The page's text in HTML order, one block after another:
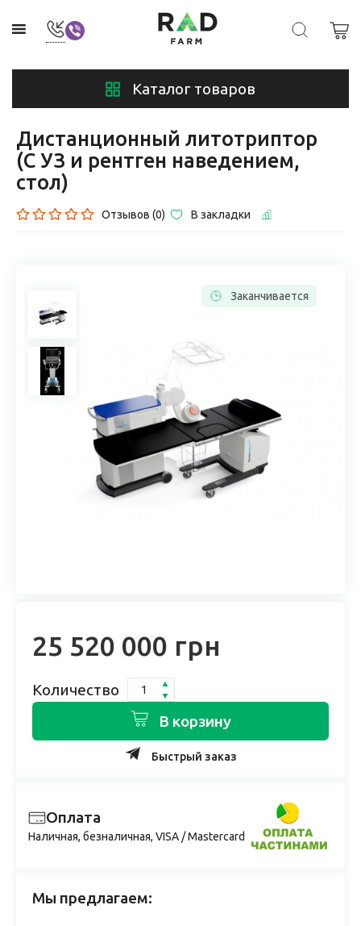
Каталог товаров
Дистанционный литотриптор
(С УЗ и рентген наведением,
стол)
Отзывов (0) В закладки
Заканчивается
25 520 000 грн
Количество
В корзину
Быстрый заказ
Оплата
Наличная, безналичная, VISA / Mastercard
Мы предлагаем: